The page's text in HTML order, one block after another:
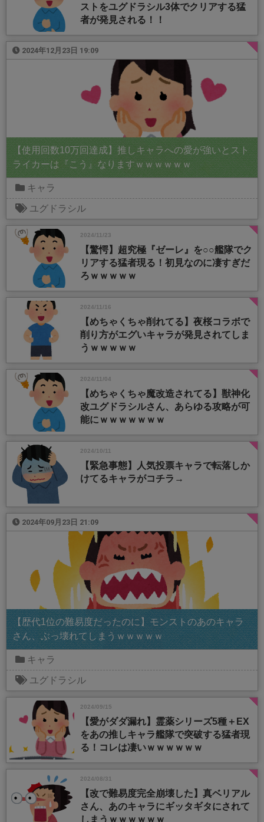
ストをユグドラシル3体でクリアする猛
者が発見される！！
2024年12月23日 19:09
【使用回数10万回達成】推しキャラへの愛が強いとスト
ライカーは『こう』なりますｗｗｗｗｗｗ
キャラ
ユグドラシル
2024/11/23
【驚愕】超究極『ゼーレ』を○○艦隊でク
リアする猛者現る！初見なのに凄すぎだ
ろｗｗｗｗｗ
2024/11/16
【めちゃくちゃ削れてる】夜桜コラボで
削り方がエグいキャラが発見されてしま
うｗｗｗｗｗ
2024/11/04
【めちゃくちゃ魔改造されてる】獣神化
改ユグドラシルさん、あらゆる攻略が可
能にｗｗｗｗｗｗｗ
2024/10/11
【緊急事態】人気投票キャラで転落しか
けてるキャラがコチラ→
2024年09月23日 21:09
【歴代1位の難易度だったのに】モンストのあのキャラ
さん、ぶっ壊れてしまうｗｗｗｗｗ
キャラ
ユグドラシル
2024/09/15
【愛がダダ漏れ】霊薬シリーズ5種＋EX
をあの推しキャラ艦隊で突破する猛者現
る！コレは凄いｗｗｗｗｗｗ
2024/08/31
【改で難易度完全崩壊した】真ベリアル
さん、あのキャラにギッタギタにされて
しまうｗｗｗｗｗｗ